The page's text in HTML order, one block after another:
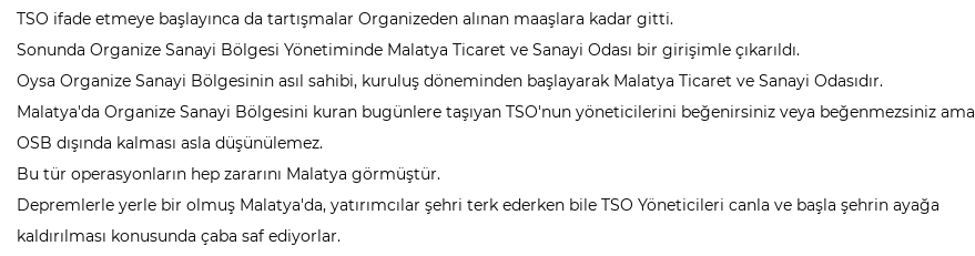
TSO ifade etmeye başlayınca da tartışmalar Organizeden alınan maaşlara kadar gitti.
Sonunda Organize Sanayi Bölgesi Yönetiminde Malatya Ticaret ve Sanayi Odası bir girişimle çıkarıldı.
Oysa Organize Sanayi Bölgesinin asıl sahibi, kuruluş döneminden başlayarak Malatya Ticaret ve Sanayi Odasıdır.
Malatya'da Organize Sanayi Bölgesini kuran bugünlere taşıyan TSO'nun yöneticilerini beğenirsiniz veya beğenmezsiniz ama
OSB dışında kalması asla düşünülemez.
Bu tür operasyonların hep zararını Malatya görmüştür.
Depremlerle yerle bir olmuş Malatya'da, yatırımcılar şehri terk ederken bile TSO Yöneticileri canla ve başla şehrin ayağa
kaldırılması konusunda çaba saf ediyorlar.